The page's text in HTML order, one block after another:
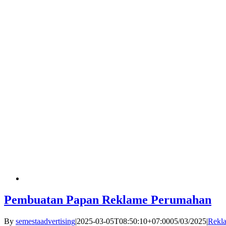
Pembuatan Papan Reklame Perumahan
By semestaadvertising|2025-03-05T08:50:10+07:0005/03/2025|